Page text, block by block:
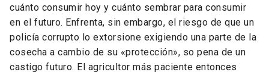
cuánto consumir hoy y cuánto sembrar para consumir
en el futuro. Enfrenta, sin embargo, el riesgo de que un
policía corrupto lo extorsione exigiendo una parte de la
cosecha a cambio de su «protección», so pena de un
castigo futuro. El agricultor más paciente entonces